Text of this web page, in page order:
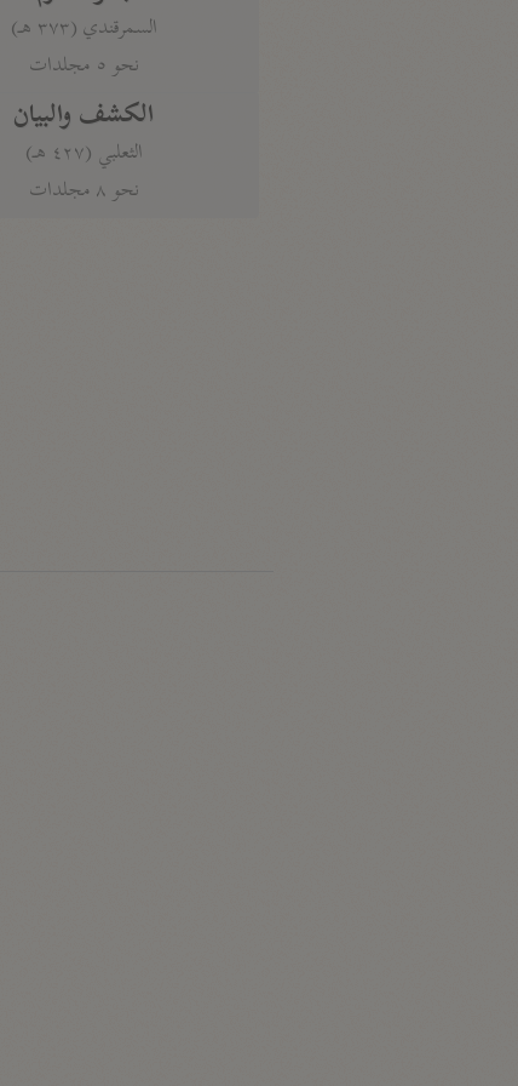
السمرقندي (٣٧٣ هـ)
نحو ٥ مجلدات
الكشف والبيان
الثعلبي (٤٢٧ هـ)
نحو ٨ مجلدات